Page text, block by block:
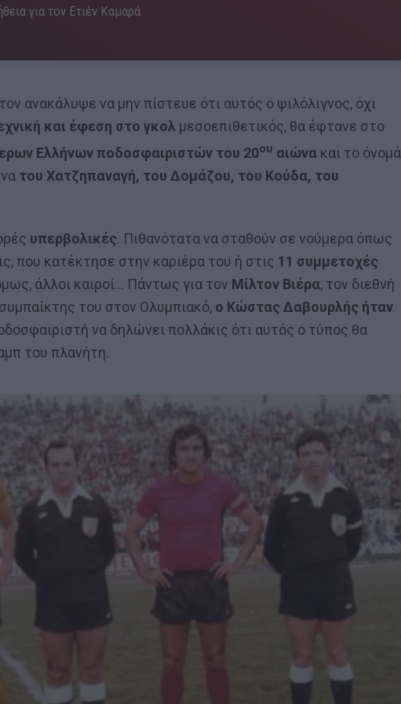
για τον Ετιέν Καμαρά
ανακάλυψε να μην πίστευε ότι αυτός ο ψιλόλιγνος, όχι
και έφεση στο γκολ μεσοεπιθετικός, θα έφτανε στο
Ελλήνων ποδοσφαιριστών του 20ου αιώνα και το όνομά
του Χατζηπαναγή, του Δομάζου, του Κούδα, του
υπερβολικές. Πιθανότατα να σταθούν σε νούμερα όπως
που κατέκτησε στην καριέρα του ή στις 11 συμμετοχές
άλλοι καιροί… Πάντως για τον Μίλτον Βιέρα, τον διεθνή
του στον Ολυμπιακό, ο Κώστας Δαβουρλής ήταν
να δηλώνει πολλάκις ότι αυτός ο τύπος θα
του πλανήτη.